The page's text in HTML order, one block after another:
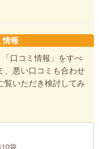
情報
口コミ情報」をすべ
、悪い口コミも合わせ
覧いただき検討してみ
10袋